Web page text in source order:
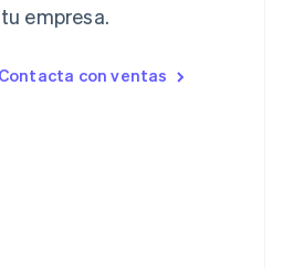
empresa.
con ventas